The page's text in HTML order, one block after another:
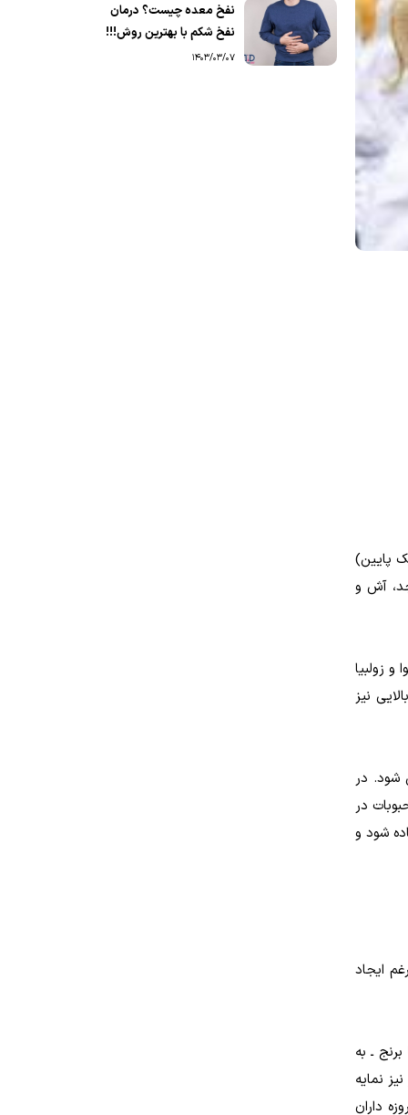
پایین)
آش و
زولبیا
نیز
شود. در
در
شود و
ایجاد
ـ به
نمایه
داران
نفخ معده چیست؟ درمان
نفخ شکم با بهترین روش!!!
1403/03/07